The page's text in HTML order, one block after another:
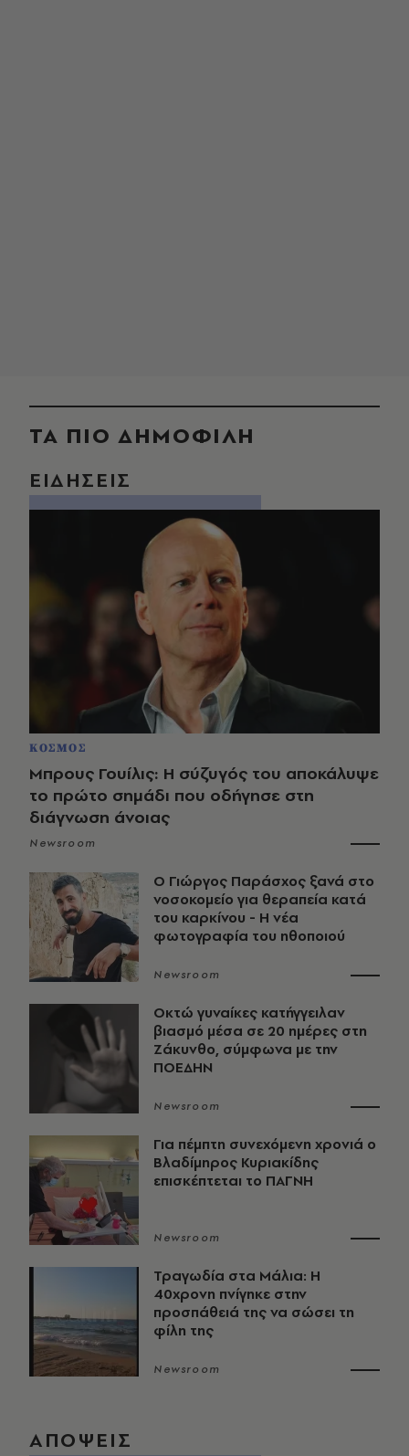
ΤΑ ΠΙΟ ΔΗΜΟΦΙΛΗ
ΕΙΔΗΣΕΙΣ
ΚΟΣΜΟΣ
Μπρους Γουίλις: Η σύζυγός του αποκάλυψε
το πρώτο σημάδι που οδήγησε στη
διάγνωση άνοιας
Newsroom
O Γιώργος Παράσχος ξανά στο
νοσοκομείο για θεραπεία κατά
του καρκίνου - Η νέα
φωτογραφία του ηθοποιού
Newsroom
Οκτώ γυναίκες κατήγγειλαν
βιασμό μέσα σε 20 ημέρες στη
Ζάκυνθο, σύμφωνα με την
ΠΟΕΔΗΝ
Newsroom
Για πέμπτη συνεχόμενη χρονιά ο
Βλαδίμηρος Κυριακίδης
επισκέπτεται το ΠΑΓΝΗ
Newsroom
Τραγωδία στα Μάλια: Η
40χρονη πνίγηκε στην
προσπάθειά της να σώσει τη
φίλη της
Newsroom
ΑΠΟΨΕΙΣ